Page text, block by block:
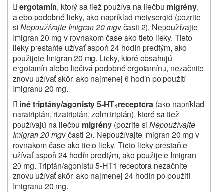
 ergotamín, ktorý sa tiež používa na liečbu migrény,
alebo podobné lieky, ako napríklad metysergid (pozrite
si Nepoužívajte Imigran 20 mgv časti 2). Nepoužívajte
Imigran 20 mg v rovnakom čase ako tieto lieky. Tieto
lieky prestaňte užívať aspoň 24 hodín predtým, ako
použijete Imigran 20 mg. Lieky, ktoré obsahujú
ergotamín alebo liečivá podobné ergotamínu, nezačnite
znovu užívať skôr, ako najmenej 6 hodín po použití
Imigranu 20 mg.
 iné triptány/agonisty 5‑HT1receptora (ako napríklad
naratriptán, rizatriptán, zolmitriptán), ktoré sa tiež
používajú na liečbu migrény (pozrite si Nepoužívajte
Imigran 20 mgv časti 2). Nepoužívajte Imigran 20 mg v
rovnakom čase ako tieto lieky. Tieto lieky prestaňte
užívať aspoň 24 hodín predtým, ako použijete Imigran
20 mg. Triptán/agonistu 5‑HT1 receptora nezačnite
znovu užívať skôr, ako najmenej 24 hodín po použití
Imigranu 20 mg.